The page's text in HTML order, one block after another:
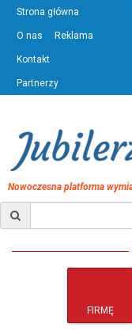
Strona główna
O nas Reklama
Kontakt
Partnerzy
Nowoczesna platforma
FIRMĘ